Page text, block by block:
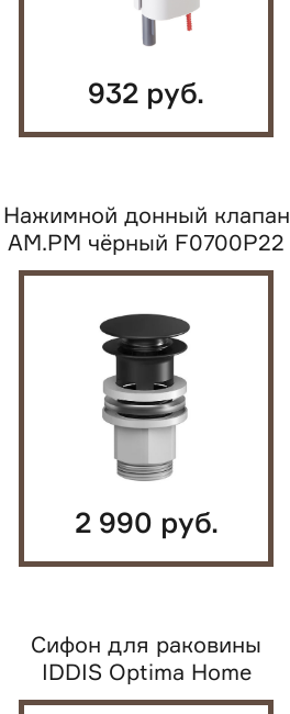
932 руб.
Нажимной донный клапан
AM.PM чёрный F0700P22
2 990 руб.
Сифон для раковины
IDDIS Optima Home
OPTGM00i84 32 мм,